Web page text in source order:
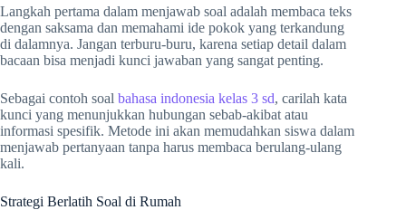
Langkah pertama dalam menjawab soal adalah membaca teks
dengan saksama dan memahami ide pokok yang terkandung
di dalamnya. Jangan terburu-buru, karena setiap detail dalam
bacaan bisa menjadi kunci jawaban yang sangat penting.
Sebagai contoh soal bahasa indonesia kelas 3 sd, carilah kata
kunci yang menunjukkan hubungan sebab-akibat atau
informasi spesifik. Metode ini akan memudahkan siswa dalam
menjawab pertanyaan tanpa harus membaca berulang-ulang
kali.
Strategi Berlatih Soal di Rumah